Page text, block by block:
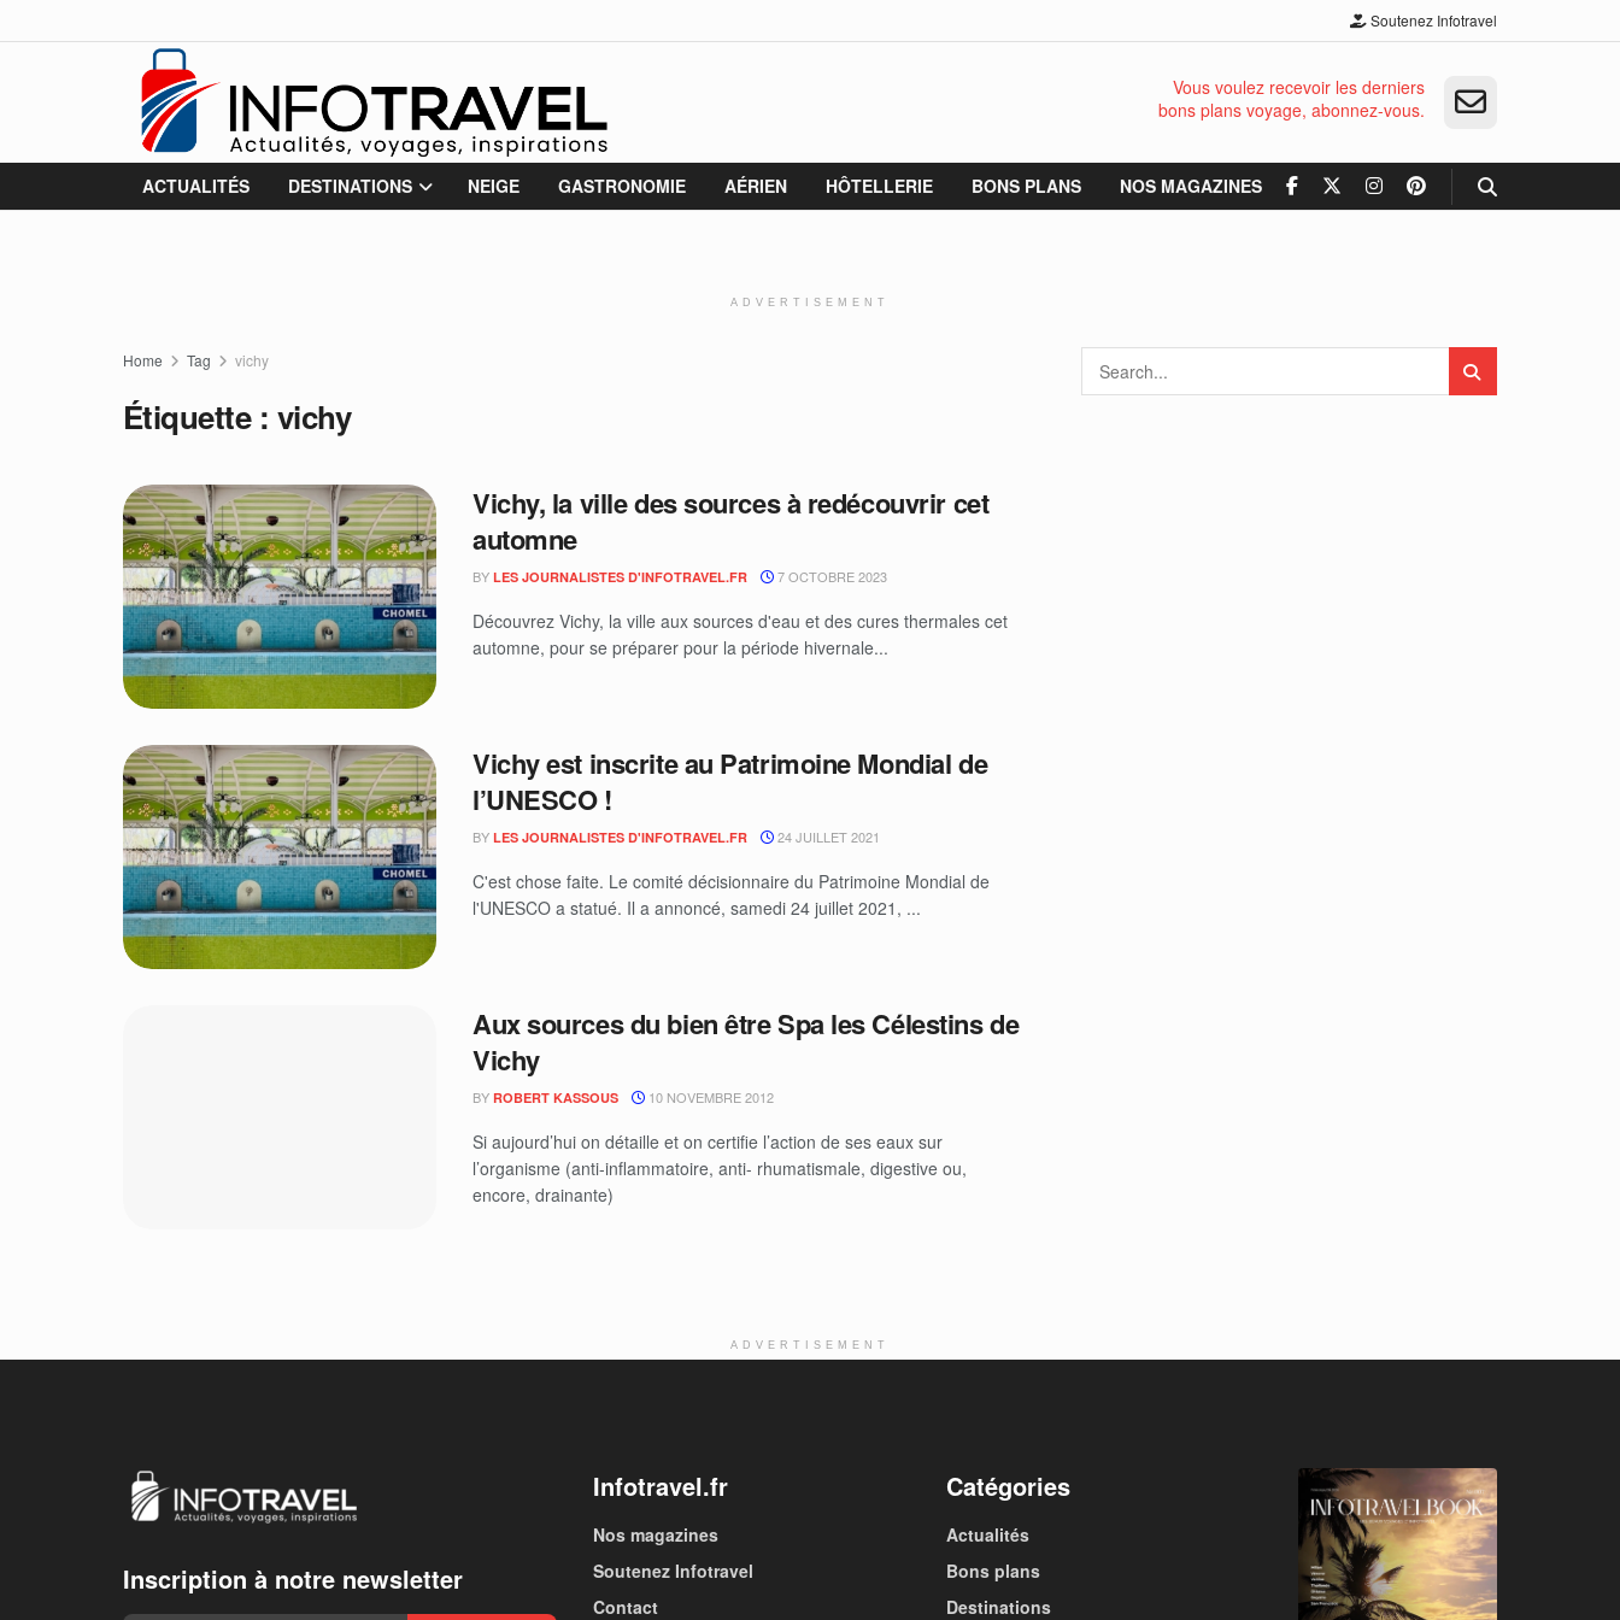
Soutenez Infotravel
Vous voulez recevoir les derniers
bons plans voyage, abonnez-vous.
ACTUALITÉS DESTINATIONS NEIGE GASTRONOMIE AÉRIEN HÔTELLERIE BONS PLANS NOS MAGAZINES
ADVERTISEMENT
Home Tag vichy
Étiquette : vichy
Vichy, la ville des sources à redécouvrir cet
automne
BY LES JOURNALISTES D'INFOTRAVEL.FR 7 OCTOBRE 2023
Découvrez Vichy, la ville aux sources d'eau et des cures thermales cet
automne, pour se préparer pour la période hivernale...
Vichy est inscrite au Patrimoine Mondial de
l’UNESCO !
BY LES JOURNALISTES D'INFOTRAVEL.FR 24 JUILLET 2021
C'est chose faite. Le comité décisionnaire du Patrimoine Mondial de
l'UNESCO a statué. Il a annoncé, samedi 24 juillet 2021, ...
Aux sources du bien être Spa les Célestins de
Vichy
BY ROBERT KASSOUS 10 NOVEMBRE 2012
Si aujourd’hui on détaille et on certifie l’action de ses eaux sur
l’organisme (anti-inflammatoire, anti- rhumatismale, digestive ou,
encore, drainante)
ADVERTISEMENT
Inscription à notre newsletter
Infotravel.fr
Nos magazines
Soutenez Infotravel
Contact
Catégories
Actualités
Bons plans
Destinations